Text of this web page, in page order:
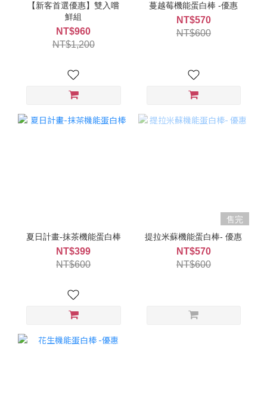
【新客首選優惠】雙入嚐
鮮組
NT$960
NT$1,200
蔓越莓機能蛋白棒 -優惠
NT$570
NT$600
夏日計畫-抹茶機能蛋白棒
NT$399
NT$600
售完
提拉米蘇機能蛋白棒- 優惠
NT$570
NT$600